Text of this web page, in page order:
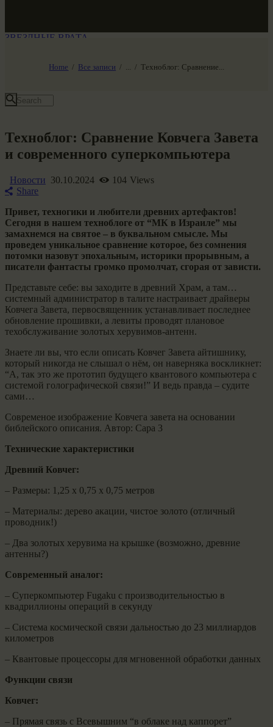
Home Все записи Техноблог: Сравнение...
ЗВЕЗДНЫЕ ВРАТА
SG-6
Техноблог: Сравнение Ковчега Завета
и современного суперкомпьютера
Новости 30.10.2024 104 Views
Share
Привет, техногики и любители древних артефактов!
Сегодня в нашем техноблоге от “МК в Израиле” мы
замахнемся на святое – в буквальном смысле. Мы
проведем уникальное сравнение которое, без сомнения
потомки назовут эпохальным, историки прорывным, а
писатели фантасты громко промолчат, сгорая от зависти.
Представьте себе: вы заходите в древний Храм, а там…
системный администратор в талите настраивает драйверы
Ковчега Завета, первосвященник устанавливает последнее
обновление прошивки, а левиты проводят плановое
техобслуживание золотых херувимов-антенн.
Знаете ли вы, что если описать Ковчег Завета айтишнику,
который никогда не слышал о нём, он наверняка воскликнет:
“А, так это же прототип будущего квантового компьютера с
системой голографической связи!” И ведь правда – судите
сами…
Современое изображение Ковчега завета на основании
библейского описания. Автор: Сара 3
Технические характеристики
Древний Ковчег:
– Размеры: 1,25 x 0,75 x 0,75 метров
– Материалы: дерево акации, чистое золото (отличный
проводник!)
– Два золотых херувима на крышке (возможно, древние
антенны?)
Современный аналог:
– Суперкомпьютер Fugaku с производительностью в
квадриллионы операций в секунду
– Система космической связи дальностью до 23 миллиардов
километров
– Квантовые процессоры для мгновенной обработки данных
Функции связи
Ковчег:
– Прямая связь с Всевышним “в облаке над каппорет”